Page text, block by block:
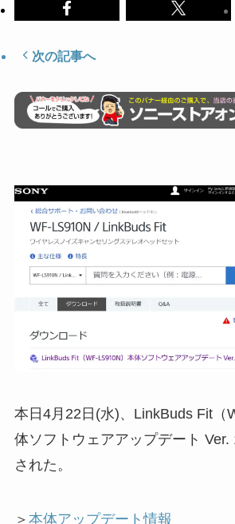
次の記事へ
本日4月22日(水)、LinkBuds Fit（
体ソフトウェアアップデート
された。
＞ 本体アップデート情報